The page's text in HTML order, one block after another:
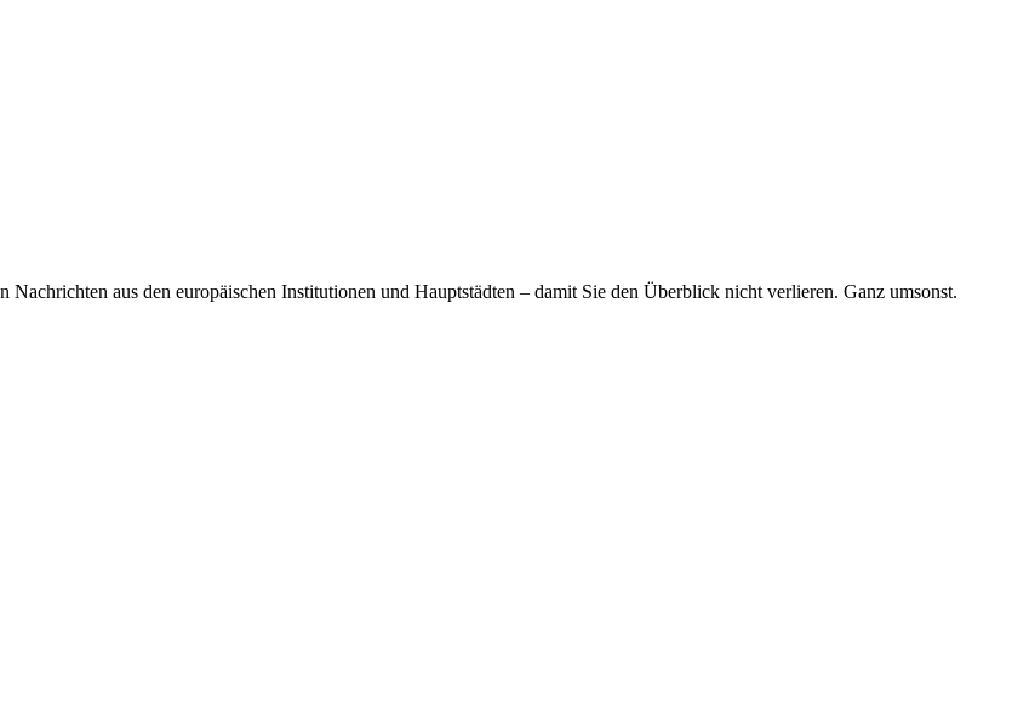
aus den europäischen Institutionen und Hauptstädten – damit Sie den Überblick nicht verlieren. Ganz umsonst.